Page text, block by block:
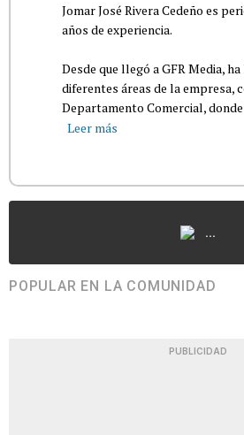
Jomar José Rivera Cedeño es
años de experiencia.
Desde que llegó a GFR Media,
diferentes áreas de la empresa,
Departamento Comercial,
Leer más
...
POPULAR EN LA COMUNIDAD
PUBLICIDAD